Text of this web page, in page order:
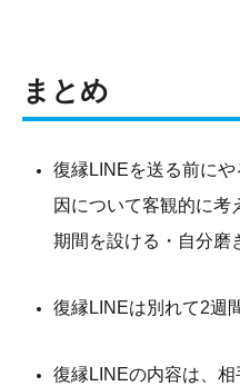
まとめ
復縁LINEを送る前に
因について客観的に考
期間を設ける・自分磨
復縁LINEは別れて2週
復縁LINEの内容は、